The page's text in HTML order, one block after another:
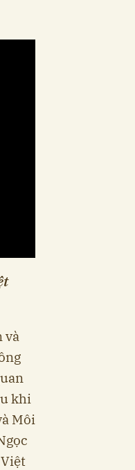
và
khi
Môi